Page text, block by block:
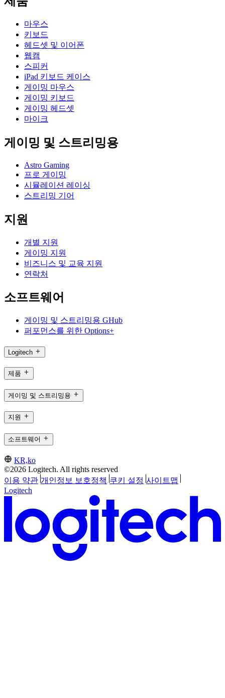
마우스
키보드
헤드셋 및 이어폰
웹캠
스피커
iPad 키보드 케이스
게이밍 마우스
게이밍 키보드
게이밍 헤드셋
마이크
게이밍 및 스트리밍용
Astro Gaming
프로 게이밍
시뮬레이션 레이싱
스트리밍 기어
지원
개별 지원
게이밍 지원
비즈니스 및 교육 지원
연락처
소프트웨어
게이밍 및 스트리밍용 GHub
퍼포먼스를 위한 Options+
Logitech
제품
게이밍 및 스트리밍용
지원
소프트웨어
KR,ko
©2026 Logitech. All rights reserved
이용 약관 개인정보 보호정책 쿠키 설정 사이트맵
Logitech